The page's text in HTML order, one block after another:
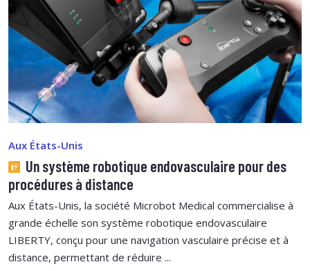
Aux États-Unis
Un système robotique endovasculaire pour des
procédures à distance
Aux États-Unis, la société Microbot Medical commercialise à
grande échelle son système robotique endovasculaire
LIBERTY, conçu pour une navigation vasculaire précise et à
distance, permettant de réduire ...